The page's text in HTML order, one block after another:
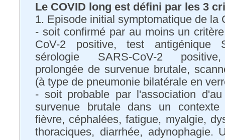
Le COVID long est défini par les 3
1. Episode initial symptomatique de la
- soit confirmé par au moins un
CoV-2 positive, test antigénique
sérologie SARS-CoV-2 positive,
prolongée de survenue brutale,
(à type de pneumonie bilatérale en
- soit probable par l'association
survenue brutale dans un
fièvre, céphalées, fatigue, myalgie,
thoraciques, diarrhée, adynophagie.